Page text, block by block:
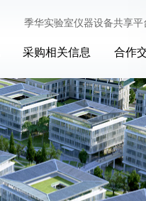
季华实验室仪器设备共享平
采购相关信息 合作